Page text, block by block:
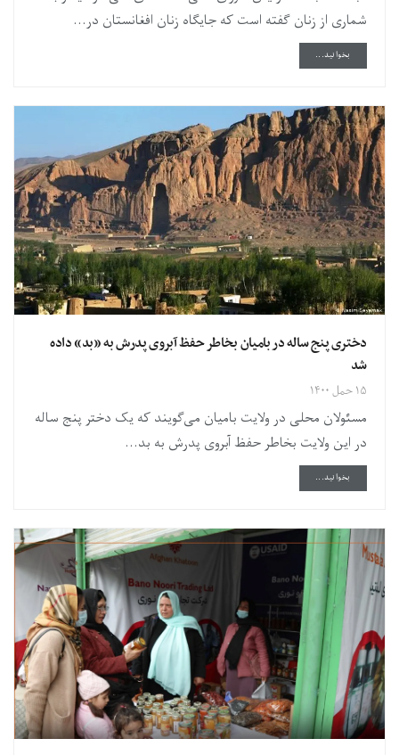
شماری از زنان گفته است که جایگاه زنان افغانستان در...
بخوانید...
دختری پنج ساله در بامیان بخاطر حفظ آبروی پدرش به «بد» داده
شد
۱۵ حمل ۱۴۰۰
مسئولان محلی در ولایت بامیان می‌گویند که یک دختر پنج ساله
در این ولایت بخاطر حفظ آبروی پدرش به بد...
بخوانید...